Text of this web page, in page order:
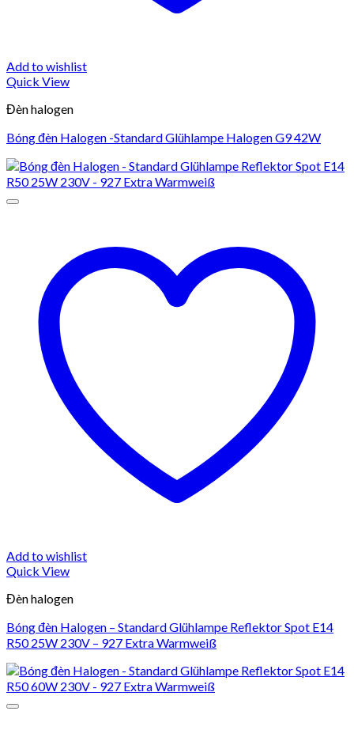
Add to wishlist
Quick View
Đèn halogen
Bóng đèn Halogen -Standard Glühlampe Halogen G9 42W
Add to wishlist
Quick View
Đèn halogen
Bóng đèn Halogen – Standard Glühlampe Reflektor Spot E14
R50 25W 230V – 927 Extra Warmweiß